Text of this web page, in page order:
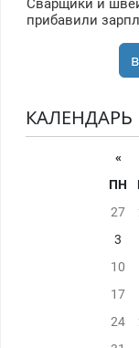
Сварщики и
прибавили
КАЛЕНДАРЬ
«
ПН
27
3
10
17
24